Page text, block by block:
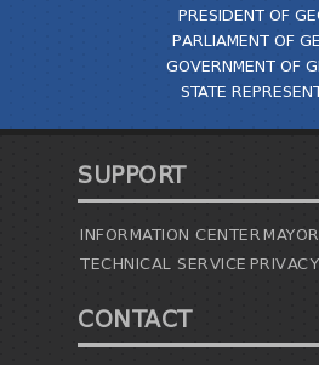
PRESIDENT OF
PARLIAMENT OF
GOVERNMENT OF
STATE
SUPPORT
INFORMATION CENTER
TECHNICAL SERVICE
CONTACT